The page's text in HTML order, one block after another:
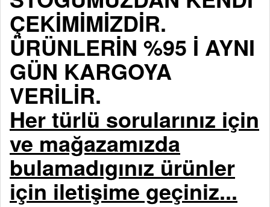
ÇEKİMİMİZDİR.
ÜRÜNLERİN %95 İ AYNI
GÜN KARGOYA
VERİLİR.
Her türlü sorularınız için
ve mağazamızda
bulamadıgınız ürünler
için iletişime geçiniz...